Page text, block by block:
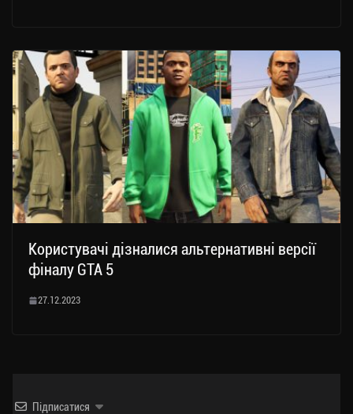
Користувачі дізналися альтернативні версії
фіналу GTA 5
27.12.2023
Підписатися